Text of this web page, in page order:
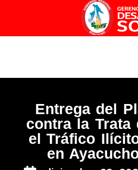
Entrega del
contra la Trata
el Tráfico
en